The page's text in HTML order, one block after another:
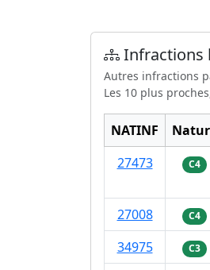
Infractions
Autres infractions
Les 10 plus
NATINF
27473
C4
27008
C4
34975
C3